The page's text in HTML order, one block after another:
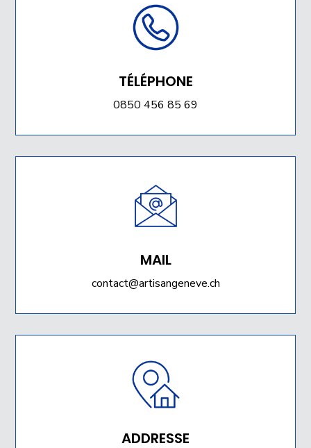
TÉLÉPHONE
0850 456 85 69
MAIL
contact@artisangeneve.ch
ADDRESSE